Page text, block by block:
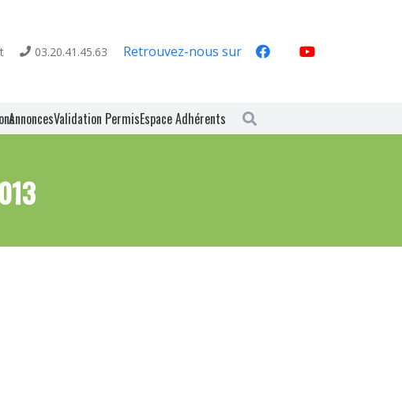
03.20.41.45.63 Retrouvez-nous sur
AnnoncesValidation PermisEspace Adhérents